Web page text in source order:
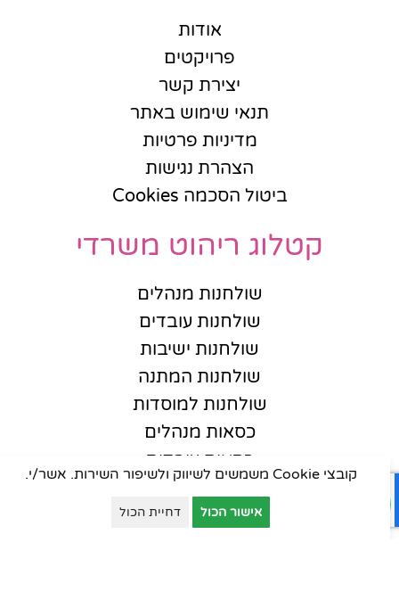
אודות
פרויקטים
יצירת קשר
תנאי שימוש באתר
מדיניות פרטיות
הצהרת נגישות
ביטול הסכמה Cookies
קטלוג ריהוט משרדי
שולחנות מנהלים
שולחנות עובדים
שולחנות ישיבות
שולחנות המתנה
שולחנות למוסדות
כסאות מנהלים
כסאות עובדים
כסאות אורחים
כסאות סטודנט
קובצי Cookie משמשים לשיווק ולשיפור השירות. אשר/י.
אישור הכול דחיית הכול